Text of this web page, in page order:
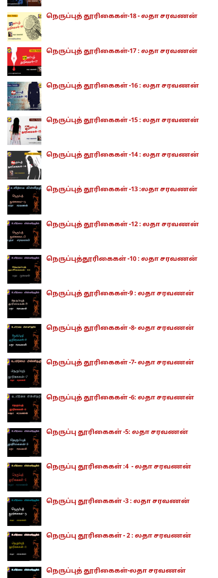
நெருப்புத் தூரிகைகள்-18 - லதா சரவணன்
நெருப்புத் தூரிகைகள்-17 : லதா சரவணன்
நெருப்புத் தூரிகைகள் -16 : லதா சரவணன்
நெருப்புத் தூரிகைகள் -15 : லதா சரவணன்
நெருப்புத் தூரிகைகள் -14 : லதா சரவணன்
நெருப்புத் தூரிகைகள் -13 :லதா சரவணன்
நெருப்புத் தூரிகைகள் -12 : லதா சரவணன்
நெருப்புத்தூரிகைகள் -10 : லதா சரவணன்
நெருப்புத் தூரிகைகள்-9 : லதா சரவணன்
நெருப்புத் தூரிகைகள் -8- லதா சரவணன்
நெருப்புத் தூரிகைகள் -7- லதா சரவணன்
நெருப்புத் தூரிகைகள் -6: லதா சரவணன்
நெருப்பு தூரிகைகள் -5: லதா சரவணன்
நெருப்பு தூரிகைகள் :4 - லதா சரவணன்
நெருப்பு தூரிகைகள் -3 : லதா சரவணன்
நெருப்பு தூரிகைகள் - 2 : லதா சரவணன்
நெருப்புத் தூரிகைகள்-லதா சரவணன்